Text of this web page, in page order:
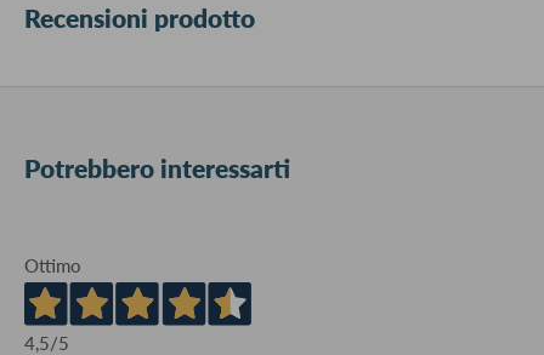
Recensioni prodotto
Potrebbero interessarti
Ottimo
4,5/5